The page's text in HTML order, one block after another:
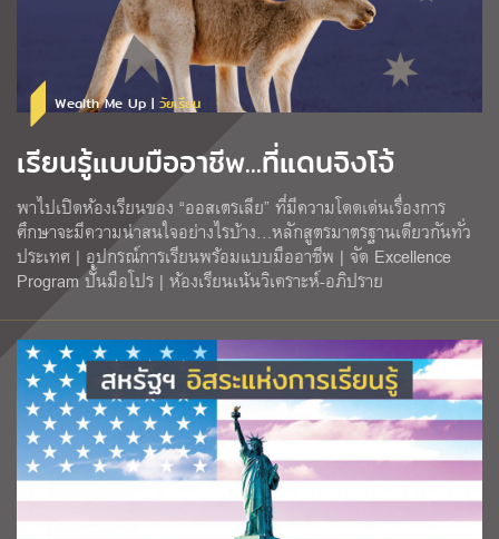
Wealth Me Up | วัยเรียน
เรียนรู้แบบมืออาชีพ...ที่แดนจิงโจ้
พาไปเปิดห้องเรียนของ “ออสเตรเลีย” ที่มีความโดดเด่นเรื่องการ
ศึกษาจะมีความน่าสนใจอย่างไรบ้าง…หลักสูตรมาตรฐานเดียวกันทั่ว
ประเทศ | อุปกรณ์การเรียนพร้อมแบบมืออาชีพ | จัด Excellence
Program ปั้นมือโปร | ห้องเรียนเน้นวิเคราะห์-อภิปราย